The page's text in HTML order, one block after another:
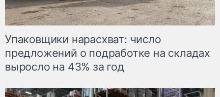
Упаковщики нарасхват: число
предложений о подработке на складах
выросло на 43% за год